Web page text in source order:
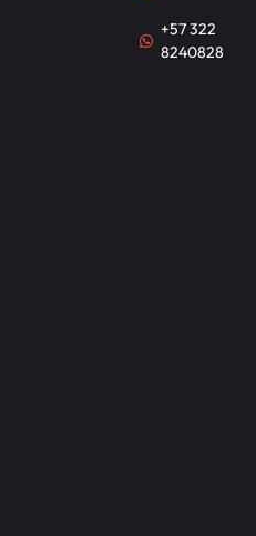
+57 322
8240828